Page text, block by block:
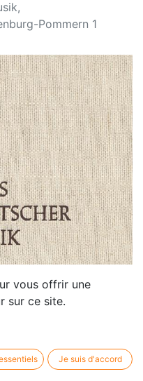
Pommern 1
vous offrir une
sur ce site.
Je suis d'accord